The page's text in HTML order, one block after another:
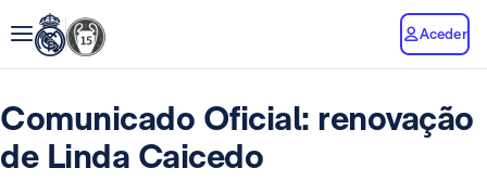
Aceder
Comunicado Oficial: renovação
de Linda Caicedo